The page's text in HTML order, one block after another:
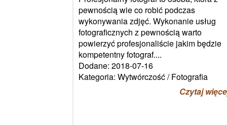
pewnością wie co robić podczas
wykonywania zdjęć. Wykonanie usług
fotograficznych z pewnością warto
powierzyć profesjonaliście jakim będzie
kompetentny fotograf....
Dodane: 2018-07-16
Kategoria: Wytwórczość / Fotografia
Czytaj